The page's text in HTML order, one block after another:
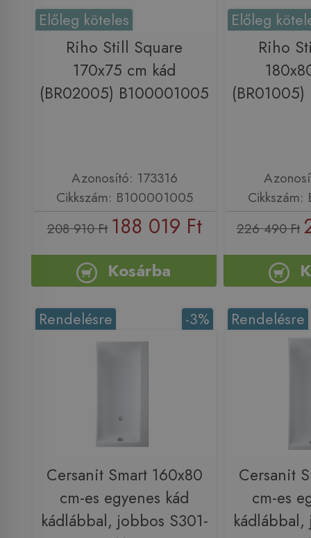
Előleg köteles
Riho Still Square
170x75 cm kád
(BR02005) B100001005
Azonosító: 173316
Cikkszám: B100001005
208 910 Ft 188 019 Ft
Kosárba
Előleg
Riho
226 490 Ft
-3%
Rendelésre
Cersanit Smart 160x80
cm-es egyenes kád
kádlábbal, jobbos S301-
Rendelésre
Cersanit
cm-es
kádlábbal,